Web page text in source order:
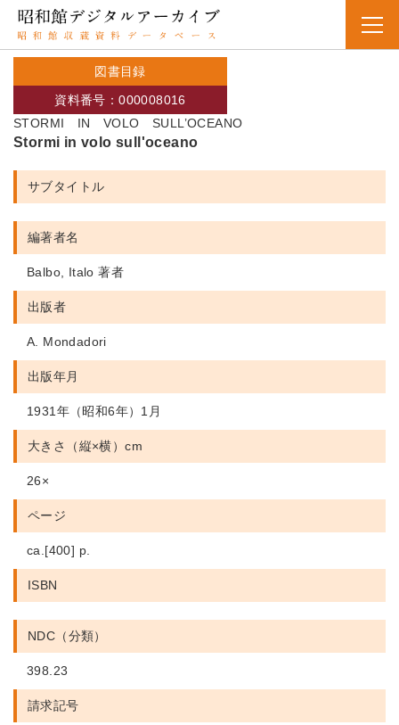
図書目録
STORMI IN VOLO SULL’OCEANO
資料番号：000008016
Stormi in volo sull'oceano
サブタイトル
編著者名
Balbo, Italo 著者
出版者
A. Mondadori
出版年月
1931年（昭和6年）1月
大きさ（縦×横）cm
26×
ページ
ca.[400] p.
ISBN
NDC（分類）
398.23
請求記号